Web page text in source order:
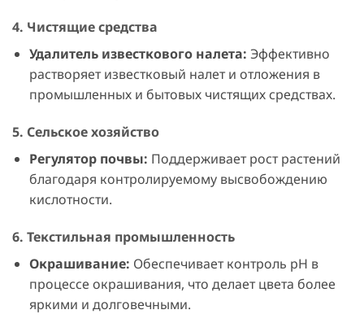
4. Чистящие средства
Удалитель известкового налета: Эффективно
растворяет известковый налет и отложения в
промышленных и бытовых чистящих средствах.
5. Сельское хозяйство
Регулятор почвы: Поддерживает рост растений
благодаря контролируемому высвобождению
кислотности.
6. Текстильная промышленность
Окрашивание: Обеспечивает контроль pH в
процессе окрашивания, что делает цвета более
яркими и долговечными.